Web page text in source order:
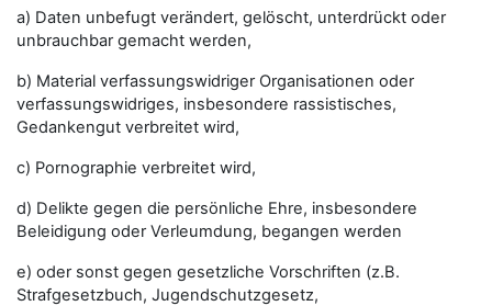
a) Daten unbefugt verändert, gelöscht, unterdrückt oder
unbrauchbar gemacht werden,
b) Material verfassungswidriger Organisationen oder
verfassungswidriges, insbesondere rassistisches,
Gedankengut verbreitet wird,
c) Pornographie verbreitet wird,
d) Delikte gegen die persönliche Ehre, insbesondere
Beleidigung oder Verleumdung, begangen werden
e) oder sonst gegen gesetzliche Vorschriften (z.B.
Strafgesetzbuch, Jugendschutzgesetz,